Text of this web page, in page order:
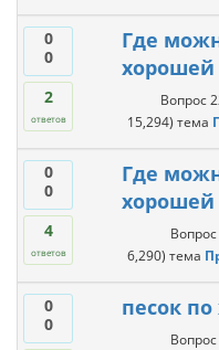
0
0
2
ответов
Где
хорошей
Вопрос
15,294) тема
0
0
4
ответов
Где
хорошей
Вопрос
6,290) тема
0
0
песок
Вопрос